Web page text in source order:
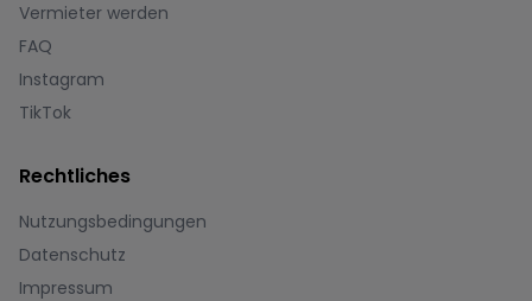
Vermieter werden
FAQ
Instagram
TikTok
Rechtliches
Nutzungsbedingungen
Datenschutz
Impressum